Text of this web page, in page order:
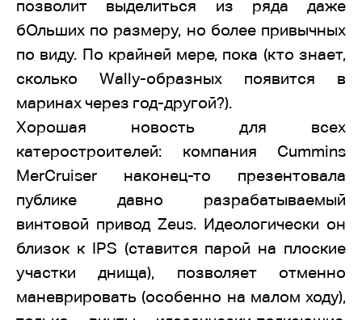
позволит выделиться из ряда даже
бОльших по размеру, но более привычных
по виду. По крайней мере, пока (кто знает,
сколько Wally-образных появится в
маринах через год-другой?).
Хорошая новость для всех
катеростроителей: компания Cummins
MerCruiser наконец-то презентовала
публике давно разрабатываемый
винтовой привод Zeus. Идеологически он
близок к IPS (ставится парой на плоские
участки днища), позволяет отменно
маневрировать (особенно на малом ходу),